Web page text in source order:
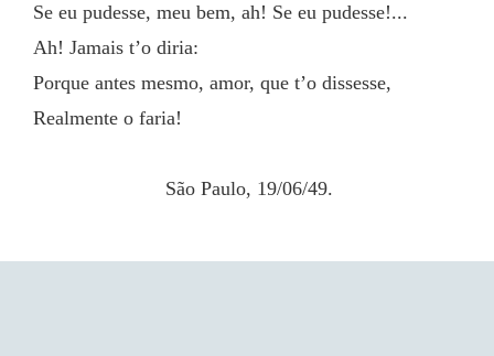
Se eu pudesse, meu bem, ah! Se eu pudesse!...
Ah! Jamais t’o diria:
Porque antes mesmo, amor, que t’o dissesse,
Realmente o faria!